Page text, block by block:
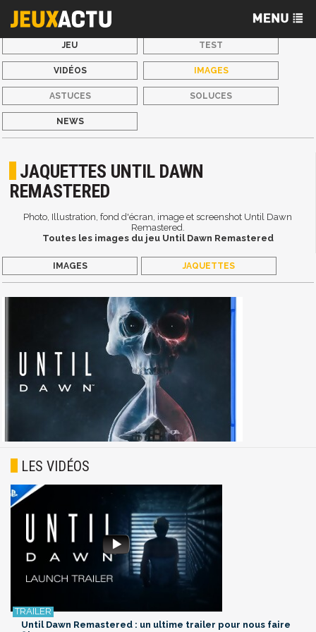
JEU TEST
VIDÉOS IMAGES
ASTUCES SOLUCES
NEWS
JAQUETTES UNTIL DAWN
REMASTERED
Photo, Illustration, fond d'écran, image et screenshot Until Dawn
Remastered.
Toutes les images du jeu Until Dawn Remastered
IMAGES JAQUETTES
LES VIDÉOS
Until Dawn Remastered : un ultime trailer pour nous faire